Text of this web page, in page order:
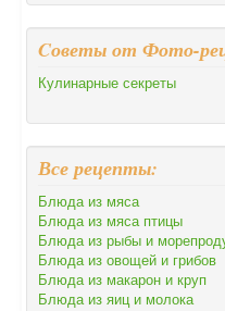
Cоветы от Фото-
Кулинарные секреты
Все рецепты:
Блюда из мяса
Блюда из мяса птицы
Блюда из рыбы и
Блюда из овощей и грибов
Блюда из макарон и круп
Блюда из яиц и молока